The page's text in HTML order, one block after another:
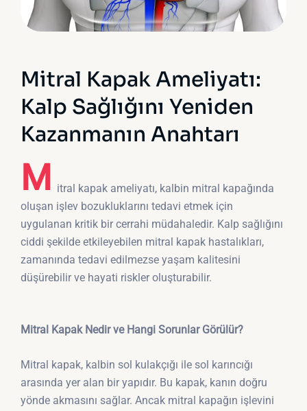
Mitral Kapak Ameliyatı:
Kalp Sağlığını Yeniden
Kazanmanın Anahtarı
M itral kapak ameliyatı, kalbin mitral kapağında
oluşan işlev bozukluklarını tedavi etmek için
uygulanan kritik bir cerrahi müdahaledir. Kalp sağlığını
ciddi şekilde etkileyebilen mitral kapak hastalıkları,
zamanında tedavi edilmezse yaşam kalitesini
düşürebilir ve hayati riskler oluşturabilir.
Mitral Kapak Nedir ve Hangi Sorunlar Görülür?
Mitral kapak, kalbin sol kulakçığı ile sol karıncığı
arasında yer alan bir yapıdır. Bu kapak, kanın doğru
yönde akmasını sağlar. Ancak mitral kapağın işlevini